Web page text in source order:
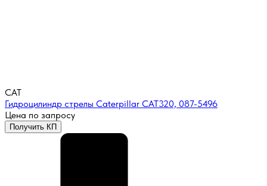
CAT
Гидроцилиндр стрелы Caterpillar CAT320, 087-5496
Цена по запросу
Получить КП